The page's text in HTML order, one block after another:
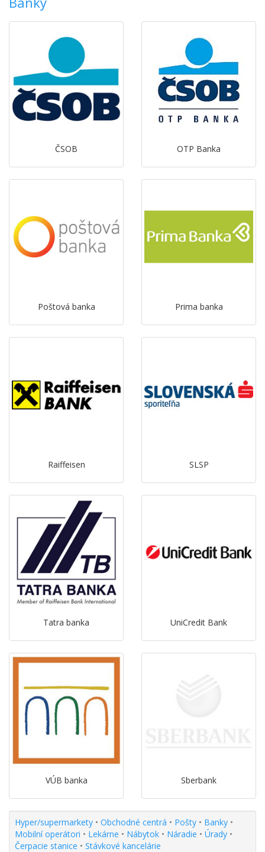
ČSOB OTP Banka
Poštová banka Prima banka
Raiffeisen SLSP
Tatra banka UniCredit Bank
VÚB banka Sberbank
Hyper/supermarkety • Obchodné centrá • Pošty • Banky •
Mobilní operátori • Lekárne • Nábytok • Náradie • Úrady •
Čerpacie stanice • Stávkové kancelárie